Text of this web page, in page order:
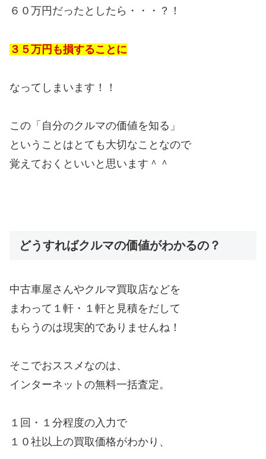
６０万円だったとしたら・・・？！
３５万円も損することに
なってしまいます！！
この「自分のクルマの価値を知る」
ということはとても大切なことなので
覚えておくといいと思います＾＾
どうすればクルマの価値がわかるの？
中古車屋さんやクルマ買取店などを
まわって１軒・１軒と見積をだして
もらうのは現実的でありませんね！
そこでおススメなのは、
インターネットの無料一括査定。
１回・１分程度の入力で
１０社以上の買取価格がわかり、